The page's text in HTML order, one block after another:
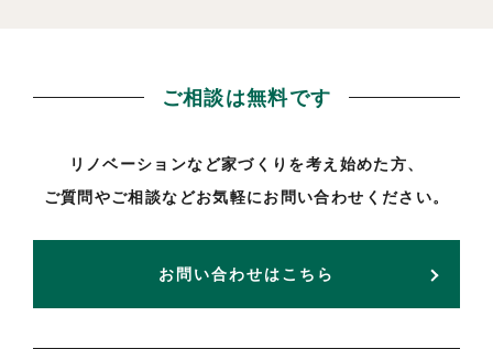
ご相談は無料です
リノベーションなど家づくりを考え始めた方、
ご質問やご相談などお気軽にお問い合わせください。
お問い合わせはこちら